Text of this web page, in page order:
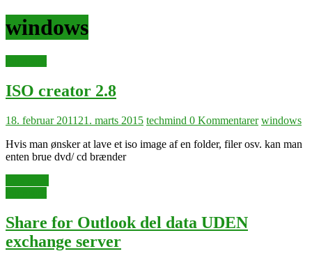
windows
ISO creator 2.8
18. februar 2011 21. marts 2015 techmind 0 Kommentarer windows
Hvis man ønsker at lave et iso image af en folder, filer osv. kan man
enten brue dvd/ cd brænder
Share for Outlook del data UDEN
exchange server